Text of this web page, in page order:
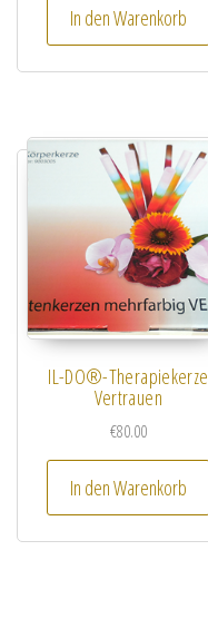
In den Warenkorb
IL-DO®-Therapiekerze
Vertrauen
€80.00
In den Warenkorb